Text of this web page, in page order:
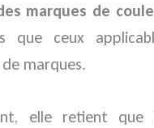
marques de
que ceux
marques.
elle retient que